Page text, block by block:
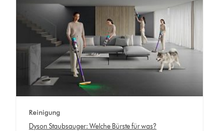
Reinigung
Dyson Staubsauger: Welche Bürste für was?